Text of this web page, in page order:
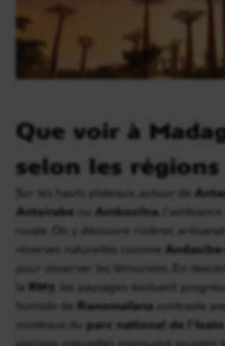
Que voir à
selon les régions
Sur les hauts plateaux, autour de
Antsirabe
Ambositra ,
rurale. On y découvre rizières,
réserves naturelles comme
pour observer les lémuriens. En
la RN7 , les paysages évoluent
humide de Ranomafana contraste
minéraux du parc national de l’Isalo
piscines naturelles marquent souvent